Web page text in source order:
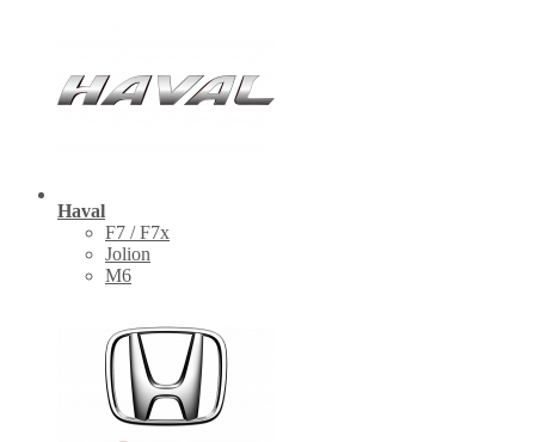
Haval
F7 / F7x
Jolion
M6